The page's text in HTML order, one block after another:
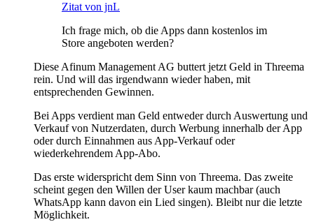
Zitat von jnL
Ich frage mich, ob die Apps dann kostenlos im
Store angeboten werden?
Diese Afinum Management AG buttert jetzt Geld in Threema
rein. Und will das irgendwann wieder haben, mit
entsprechenden Gewinnen.
Bei Apps verdient man Geld entweder durch Auswertung und
Verkauf von Nutzerdaten, durch Werbung innerhalb der App
oder durch Einnahmen aus App-Verkauf oder
wiederkehrendem App-Abo.
Das erste widerspricht dem Sinn von Threema. Das zweite
scheint gegen den Willen der User kaum machbar (auch
WhatsApp kann davon ein Lied singen). Bleibt nur die letzte
Möglichkeit.